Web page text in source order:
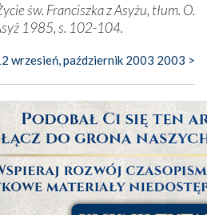
św. Franciszka z Asyżu, tłum. O.
1985, s. 102-104.
wrzesień, październik 2003 2003 >